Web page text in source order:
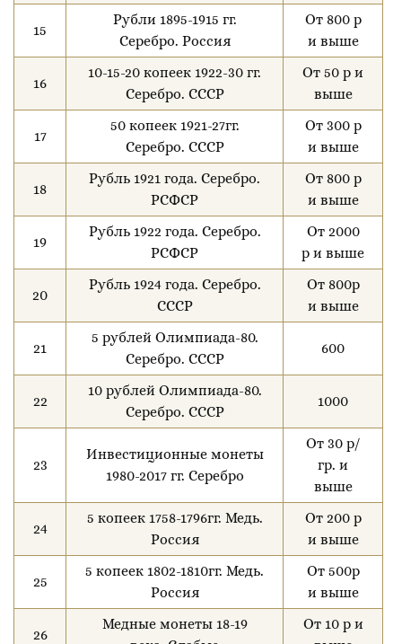
15
Рубли 1895-1915 гг.
Серебро. Россия
От 800 р
и выше
16
10-15-20 копеек 1922-30 гг.
Серебро. СССР
От 50 р и
выше
17
50 копеек 1921-27гг.
Серебро. СССР
От 300 р
и выше
18
Рубль 1921 года. Серебро.
РСФСР
От 800 р
и выше
19
Рубль 1922 года. Серебро.
РСФСР
От 2000
р и выше
20
Рубль 1924 года. Серебро.
СССР
От 800р
и выше
21
5 рублей Олимпиада-80.
Серебро. СССР
600
22
10 рублей Олимпиада-80.
Серебро. СССР
1000
23
Инвестиционные монеты
1980-2017 гг. Серебро
От 30 р/
гр. и
выше
24
5 копеек 1758-1796гг. Медь.
Россия
От 200 р
и выше
25
5 копеек 1802-1810гг. Медь.
Россия
От 500р
и выше
26
Медные монеты 18-19
От 10 р и